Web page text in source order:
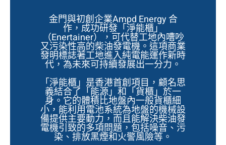
金門與初創企業Ampd Energy 合
作，成功研發「淨能櫃」
（Enertainer），可代替工地內嘈吵
又污染性高的柴油發電機。這項商業
發明標誌著工地進入純電能運作新時
代，為未來可持續發展出一分力。
「淨能櫃」是香港首創項目，顧名思
義結合了「能源」和「貨櫃」於一
身。它的體積比地盤內一般貨櫃細
小，能利用電池系統為地盤的機械設
備提供主要動力，而且能解決柴油發
電機引致的多項問題，包括噪音、污
染、排放黑煙和火警風險等。